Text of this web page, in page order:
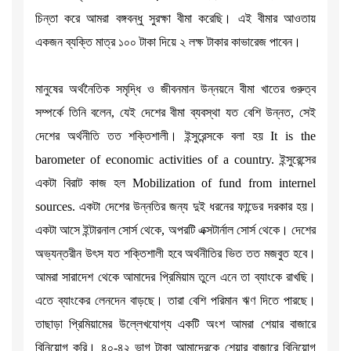
চিন্তা করে আমরা বঙ্গবন্ধু সুরক্ষা বীমা করেছি। এই বীমার আওতায়
একজন ব্যক্তি মাত্র ১০০ টাকা দিয়ে ২ লক্ষ টাকার কাভারেজ পাবেন।
মানুষের অর্থনৈতিক সমৃদ্ধি ও জীবনমান উন্নয়নে বীমা খাতের গুরুত্ব
সম্পর্কে তিনি বলেন, যেই দেশের বীমা ব্যবস্থা যত বেশি উন্নত, সেই
দেশের অর্থনীতি তত শক্তিশালী। ইন্সুরেন্সকে বলা হয় It is the
barometer of economic activities of a country. ইন্সুরেন্সের
একটা বিরাট কাজ হল Mobilization of fund from internel
sources. একটা দেশের উন্নতির জন্য দুই ধরনের ফান্ডের দরকার হয়।
একটা আসে ইন্টারনাল সোর্স থেকে, অপরটি এক্সটার্নাল সোর্স থেকে। দেশের
অভ্যন্তরীন উৎস যত শক্তিশালী হবে অর্থনীতির ভিত তত মজবুত হবে।
আমরা সারাদেশ থেকে আমাদের প্রিমিয়াম তুলে এনে তা ব্যাংকে রাখছি।
এতে ব্যাংকের লেনদেন বাড়ছে। তারা বেশি পরিমান ঋণ দিতে পারছে।
তাছাড়া প্রিমিয়ামের উল্লেখযোগ্য একটি অংশ আমরা শেয়ার বাজারে
বিনিয়োগ করি। ৪০-৪২ ভাগ টাকা আমাদেরকে শেয়ার বাজারে বিনিয়োগ